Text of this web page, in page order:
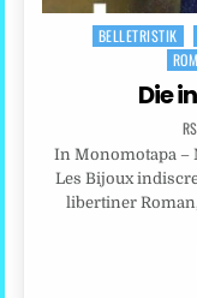
Posted
BELLETRISTIK
Die
In Monomotapa –
Les Bijoux
libertiner